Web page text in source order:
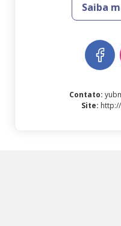
Saiba
Contato:
Site: